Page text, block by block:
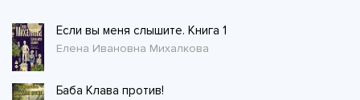
Если вы меня слышите. Книга 1
Елена Ивановна Михалкова
Баба Клава против!